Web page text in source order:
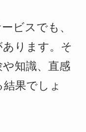
ビスでも、
ります。そ
知識、直感
果でしょ